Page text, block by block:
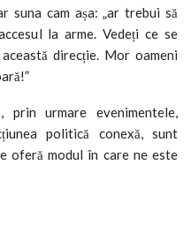
suna cam așa: „ar trebui să
la arme. Vedeți ce se
direcție. Mor oameni
prin urmare evenimentele,
politică conexă, sunt
oferă modul în care ne este